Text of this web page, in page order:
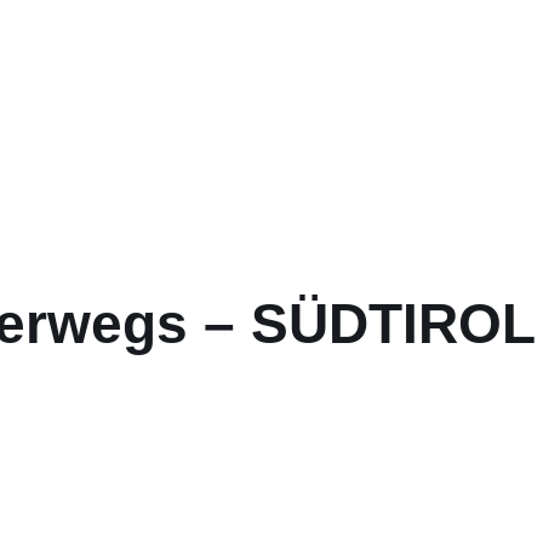
– SÜDTIROL